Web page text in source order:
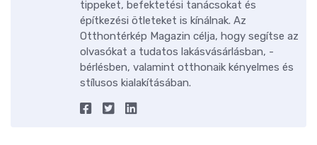
tippeket, befektetési tanácsokat és
építkezési ötleteket is kínálnak. Az
Otthontérkép Magazin célja, hogy segítse az
olvasókat a tudatos lakásvásárlásban, -
bérlésben, valamint otthonaik kényelmes és
stílusos kialakításában.